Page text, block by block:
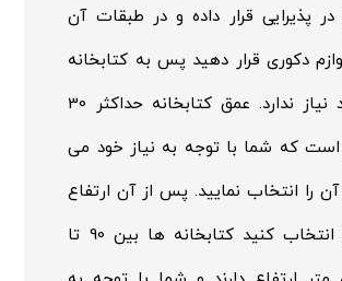
در پذیرایی قرار داده و در طبقات آن
دکوری قرار دهید پس به کتابخانه
با عمق زیاد نیاز ندارد. عمق کتابخانه حداکثر 30
که شما با توجه به نیاز خود می
را انتخاب نمایید. پس از آن ارتفاع
کتابخانه را انتخاب کنید کتابخانه ها بین 90 تا